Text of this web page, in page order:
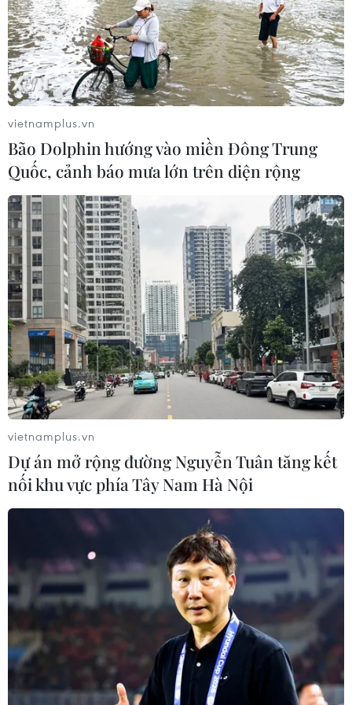
nghiệp này còn góp phần làm gia tăng tình trạng xói
mòn đất, ô nhiễm môi trường...
Khi không thể 'zero thuốc lá,' giải pháp
nào cho người hút thuốc?
03/06/2022 04:35
Theo thống kê của Tổ chức Y tế Thế giới (WHO), cứ 4
trong 5 người hút thuốc là thuộc các quốc gia có thu
nhập thấp và trung bình, trong đó có Việt Nam, nhưng
tỷ lệ bỏ thuốc lá lại rất khiêm tốn.
vietnamplus.vn
Bão Dolphin hướng vào miền Đông Trung
Quốc, cảnh báo mưa lớn trên diện rộng
vietnamplus.vn
Dự án mở rộng đường Nguyễn Tuân tăng kết
nối khu vực phía Tây Nam Hà Nội